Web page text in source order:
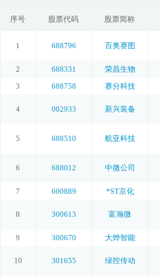
序号 股票代码 股票简称
1 688796 百奥赛图
2 688331 荣昌生物
3
688758 赛分科技
4 002933 新兴装备
5 688510 航亚科技
6 688012 中微公司
7 600889 *ST京化
8 300613 富瀚微
9 300670 大烨智能
10 301655 绿控传动